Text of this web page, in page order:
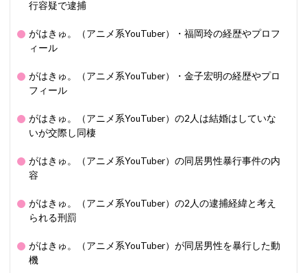
行容疑で逮捕
がはきゅ。（アニメ系YouTuber）・福岡玲の経歴やプロフ
ィール
がはきゅ。（アニメ系YouTuber）・金子宏明の経歴やプロ
フィール
がはきゅ。（アニメ系YouTuber）の2人は結婚はしていな
いが交際し同棲
がはきゅ。（アニメ系YouTuber）の同居男性暴行事件の内
容
がはきゅ。（アニメ系YouTuber）の2人の逮捕経緯と考え
られる刑罰
がはきゅ。（アニメ系YouTuber）が同居男性を暴行した動
機